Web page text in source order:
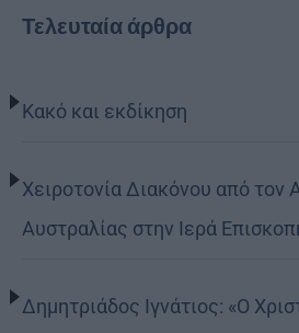
Τελευταία άρθρα
Κακό και εκδίκηση
Χειροτονία Διακόνου από τον
Αυστραλίας στην Ιερά
Δημητριάδος Ιγνάτιος: «Ο